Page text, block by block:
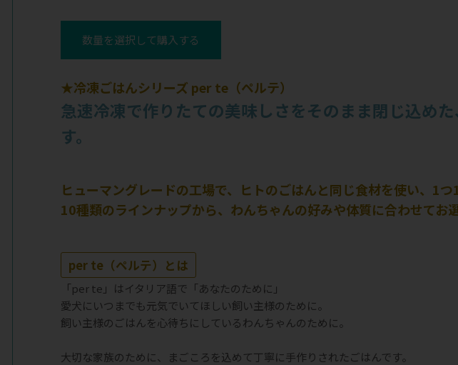
数量を選択して購入する
★冷凍ごはんシリーズ per te（ペルテ）
急速冷凍で作りたての美味しさをそのまま閉じ込め
す。
ヒューマングレードの工場で、ヒトのごはんと同じ食材を使い、1つ
10種類のラインナップから、わんちゃんの好みや体質に合わせてお
per te（ペルテ）とは
「per te」はイタリア語で「あなたのために」
愛犬にいつまでも元気でいてほしい飼い主様のために。
飼い主様のごはんを心待ちにしているわんちゃんのために。
大切な家族のために、まごころを込めて丁寧に手作りされたごはんです。